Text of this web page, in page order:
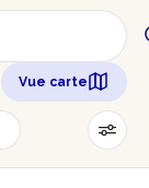
Vue carte